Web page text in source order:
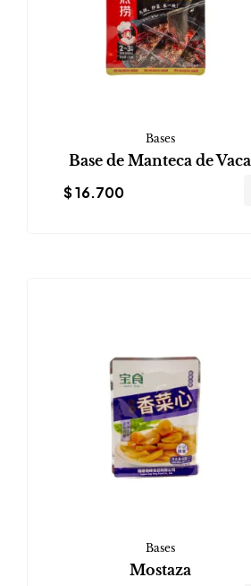
Bases
Base de Manteca de Vaca
$16.700
Bases
Mostaza